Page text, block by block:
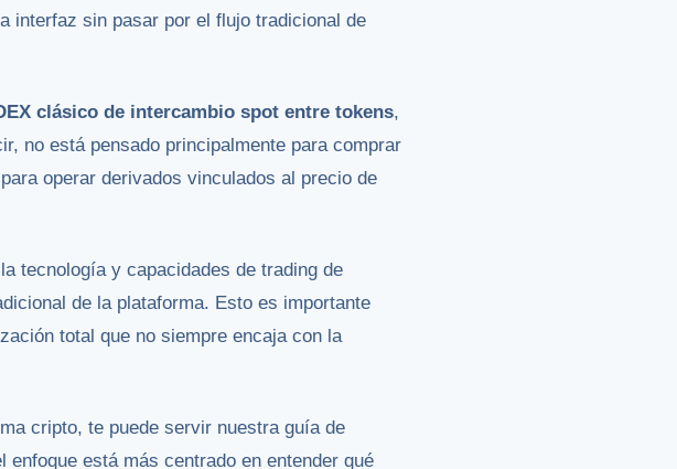
interfaz sin pasar por el flujo tradicional de
clásico de intercambio spot entre tokens,
no está pensado principalmente para comprar
operar derivados vinculados al precio de
tecnología y capacidades de trading de
de la plataforma. Esto es importante
total que no siempre encaja con la
cripto, te puede servir nuestra guía de
enfoque está más centrado en entender qué